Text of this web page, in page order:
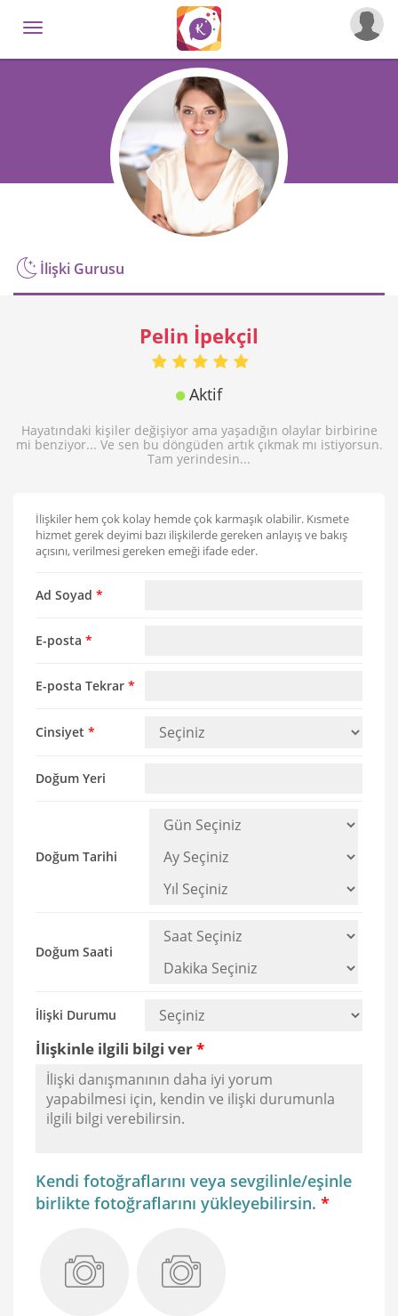
İlişki Gurusu
Pelin İpekçil
Aktif
Hayatındaki kişiler değişiyor ama yaşadığın olaylar birbirine
mi benziyor... Ve sen bu döngüden artık çıkmak mı istiyorsun.
Tam yerindesin...
İlişkiler hem çok kolay hemde çok karmaşık olabilir. Kısmete
hizmet gerek deyimi bazı ilişkilerde gereken anlayış ve bakış
açısını, verilmesi gereken emeği ifade eder.
Ad Soyad *
E-posta *
E-posta Tekrar *
Cinsiyet *
Doğum Yeri
Doğum Tarihi
Doğum Saati
İlişki Durumu
İlişkinle ilgili bilgi ver*
Kendi fotoğraflarını veya sevgilinle/eşinle
birlikte fotoğraflarını yükleyebilirsin. *